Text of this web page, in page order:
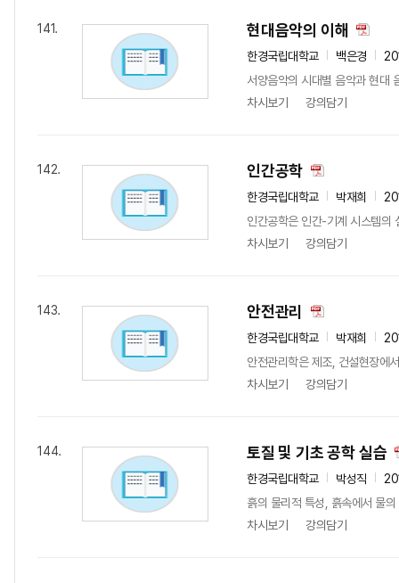
141. 현대음악의 이해
한경국립대학교 백은경
서양음악의 시대별 음악과 현대
차시보기
강의담기
142. 인간공학
한경국립대학교 박재희
인간공학은 인간-기계 시스템의
차시보기
강의담기
143. 안전관리
한경국립대학교 박재희
안전관리학은 제조, 건설현장에
차시보기
강의담기
144. 토질 및 기초 공학 실습
한경국립대학교 박성직
흙의 물리적 특성, 흙속에서 물
차시보기
강의담기